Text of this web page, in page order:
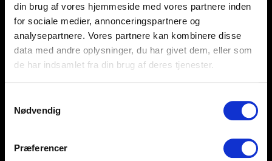
din brug af vores hjemmeside med vores partnere inden
for sociale medier, annonceringspartnere og
analysepartnere. Vores partnere kan kombinere disse
data med andre oplysninger, du har givet dem, eller som
de har indsamlet fra din brug af deres tjenester.
Nødvendig
Præferencer
SØREN FRICHS VEJ 52, 8230 AABYHØJ
+4586997400
INFO@UNNU.NU